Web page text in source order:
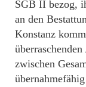
SGB II bezog,
an den
Konstanz
zwischen